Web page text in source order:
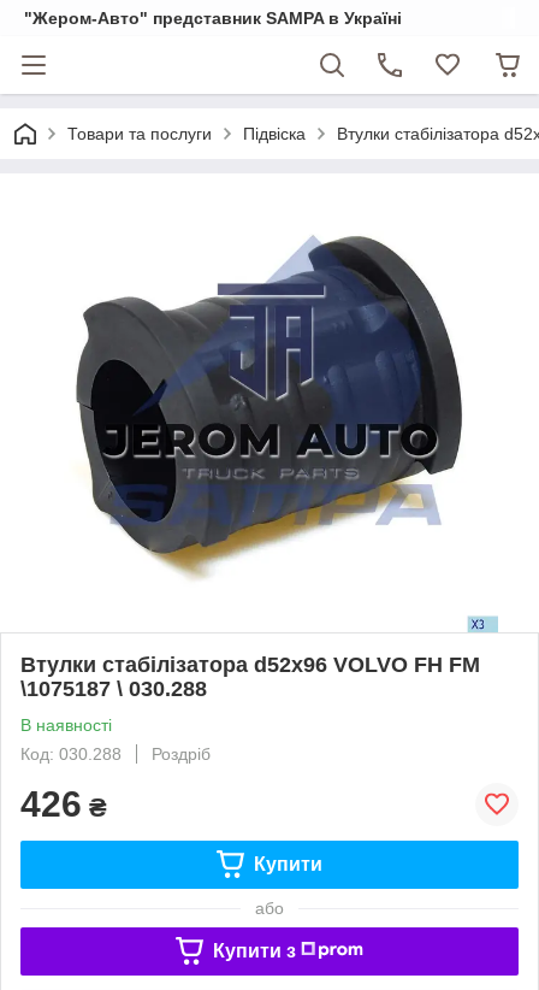
"Жером-Авто" представник SAMPA в Україні
Товари та послуги Підвіска Втулки стабілізатора
Втулки стабілізатора d52x96 VOLVO FH FM
\1075187 \ 030.288
В наявності
Код: 030.288
Роздріб
426 ₴
Купити
або
Купити з